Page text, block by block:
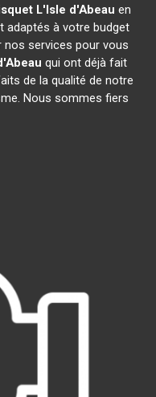
L'Isle d'Abeau en
à votre budget
services pour vous
qui ont déjà fait
de la qualité de notre
Nous sommes fiers